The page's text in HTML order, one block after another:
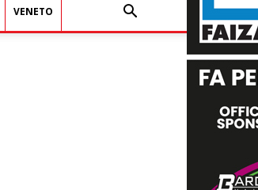
VENETO